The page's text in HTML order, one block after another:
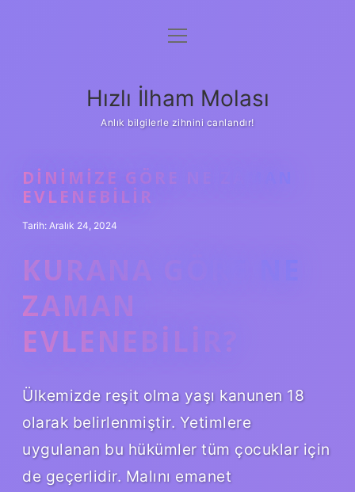
Anasayfa
Yasal Uyarı
menüyü
Hızlı İlham Molası
Anlık bilgilerle zihnini canlandır!
DINIMIZE GÖRE NE ZAMAN
EVLENEBILIR
Tarih: Aralık 24, 2024
KURANA GÖRE NE
ZAMAN
EVLENEBILIR?
Ülkemizde reşit olma yaşı kanunen 18
olarak belirlenmiştir. Yetimlere
uygulanan bu hükümler tüm çocuklar için
de geçerlidir. Malını emanet